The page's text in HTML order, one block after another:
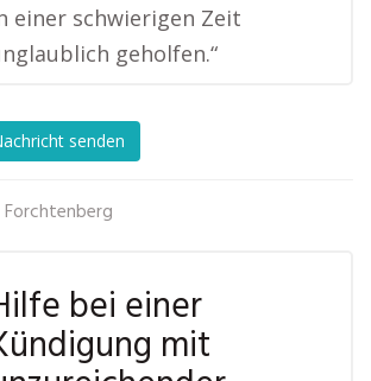
einer schwierigen Zeit
geholfen.“
senden
Forchtenberg
bei einer
mit